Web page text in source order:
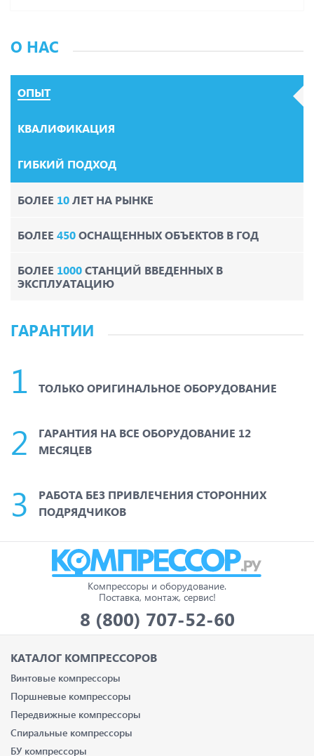
О НАС
ОПЫТ
КВАЛИФИКАЦИЯ
ГИБКИЙ ПОДХОД
БОЛЕЕ 10ЛЕТ НА РЫНКЕ
БОЛЕЕ 450ОСНАЩЕННЫХ ОБЪЕКТОВ В ГОД
БОЛЕЕ 1000СТАНЦИЙ ВВЕДЕННЫХ В
ЭКСПЛУАТАЦИЮ
ГАРАНТИИ
ТОЛЬКО ОРИГИНАЛЬНОЕ ОБОРУДОВАНИЕ
ГАРАНТИЯ НА ВСЕ ОБОРУДОВАНИЕ 12
МЕСЯЦЕВ
РАБОТА БЕЗ ПРИВЛЕЧЕНИЯ СТОРОННИХ
ПОДРЯДЧИКОВ
Компрессоры и оборудование.
Поставка, монтаж, сервис!
8 (800) 707-52-60
КАТАЛОГ КОМПРЕССОРОВ
Винтовые компрессоры
Поршневые компрессоры
Передвижные компрессоры
Спиральные компрессоры
БУ компрессоры